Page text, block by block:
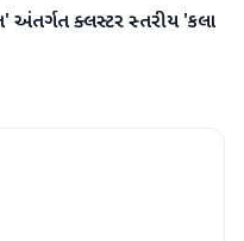
અંતર્ગત ક્લસ્ટર સ્તરીય 'કલા